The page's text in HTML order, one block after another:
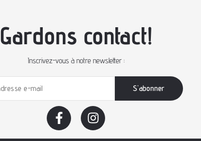
Gardons contact!
Inscrivez-vous à notre newsletter :